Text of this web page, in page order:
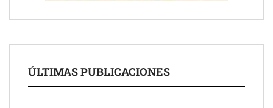
ÚLTIMAS PUBLICACIONES